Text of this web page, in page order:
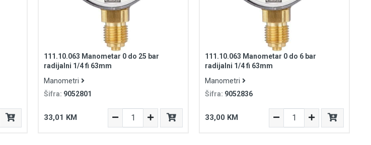
111.10.063 Manometar 0 do 25 bar
radijalni 1/4 fi 63mm
Manometri
Šifra: 9052801
33,01 KM
111.10.063 Manometar 0 do 6 bar
radijalni 1/4 fi 63mm
Manometri
Šifra: 9052836
33,00 KM